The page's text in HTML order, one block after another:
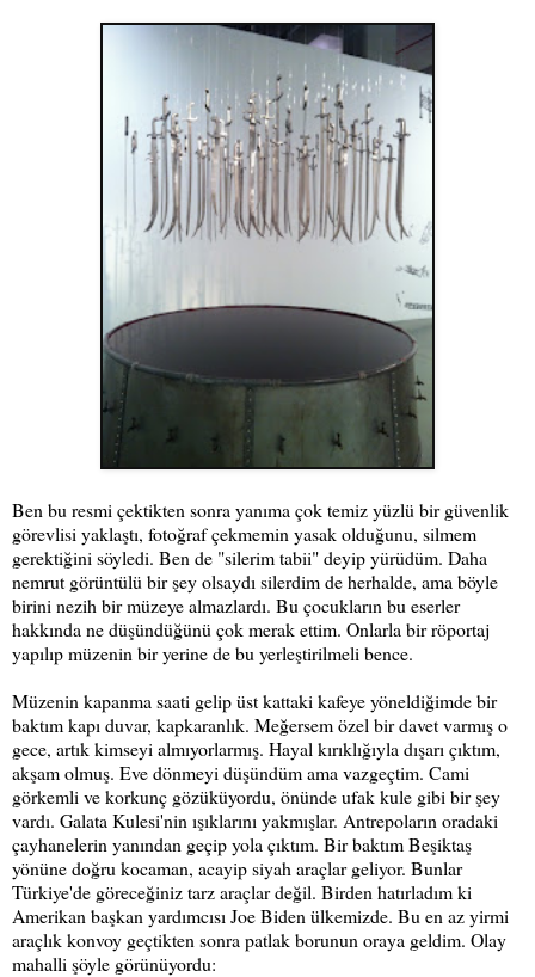
Ben bu resmi çektikten sonra yanıma çok temiz yüzlü bir güvenlik
görevlisi yaklaştı, fotoğraf çekmemin yasak olduğunu, silmem
gerektiğini söyledi. Ben de "silerim tabii" deyip yürüdüm. Daha
nemrut görüntülü bir şey olsaydı silerdim de herhalde, ama böyle
birini nezih bir müzeye almazlardı. Bu çocukların bu eserler
hakkında ne düşündüğünü çok merak ettim. Onlarla bir röportaj
yapılıp müzenin bir yerine de bu yerleştirilmeli bence.
Müzenin kapanma saati gelip üst kattaki kafeye yöneldiğimde bir
baktım kapı duvar, kapkaranlık. Meğersem özel bir davet varmış o
gece, artık kimseyi almıyorlarmış. Hayal kırıklığıyla dışarı çıktım,
akşam olmuş. Eve dönmeyi düşündüm ama vazgeçtim. Cami
görkemli ve korkunç gözüküyordu, önünde ufak kule gibi bir şey
vardı. Galata Kulesi'nin ışıklarını yakmışlar. Antrepoların oradaki
çayhanelerin yanından geçip yola çıktım. Bir baktım Beşiktaş
yönüne doğru kocaman, acayip siyah araçlar geliyor. Bunlar
Türkiye'de göreceğiniz tarz araçlar değil. Birden hatırladım ki
Amerikan başkan yardımcısı Joe Biden ülkemizde. Bu en az yirmi
araçlık konvoy geçtikten sonra patlak borunun oraya geldim. Olay
mahalli şöyle görünüyordu: